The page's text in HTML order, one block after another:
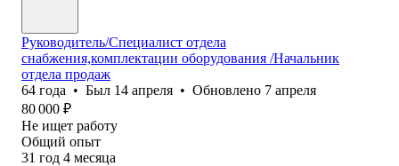
Руководитель/Специалист отдела
снабжения,комплектации оборудования /Начальник
отдела продаж
64 года • Был 14 апреля • Обновлено 7 апреля
80 000 ₽
Не ищет работу
Общий опыт
31 год 4 месяца